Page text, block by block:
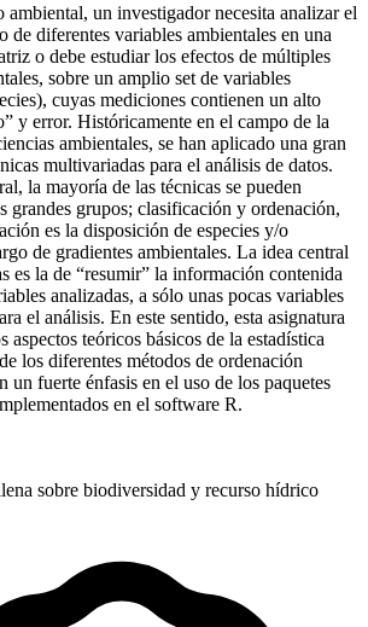
ambiental, un investigador necesita analizar el
de diferentes variables ambientales en una
o debe estudiar los efectos de múltiples
sobre un amplio set de variables
cuyas mediciones contienen un alto
y error. Históricamente en el campo de la
ambientales, se han aplicado una gran
multivariadas para el análisis de datos.
la mayoría de las técnicas se pueden
grandes grupos; clasificación y ordenación,
es la disposición de especies y/o
de gradientes ambientales. La idea central
es la de “resumir” la información contenida
analizadas, a sólo unas pocas variables
el análisis. En este sentido, esta asignatura
aspectos teóricos básicos de la estadística
los diferentes métodos de ordenación
un fuerte énfasis en el uso de los paquetes
en el software R.
sobre biodiversidad y recurso hídrico